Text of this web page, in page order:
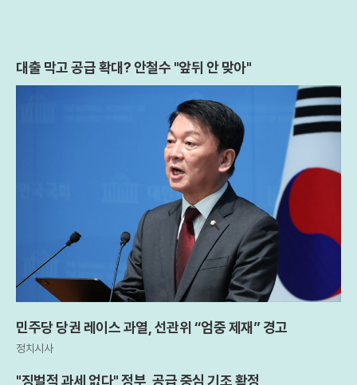
대출 막고 공급 확대? 안철수 "앞뒤 안 맞아"
민주당 당권 레이스 과열, 선관위 “엄중 제재” 경고
정치시사
"징벌적 과세 없다" 정부, 공급 중심 기조 확정